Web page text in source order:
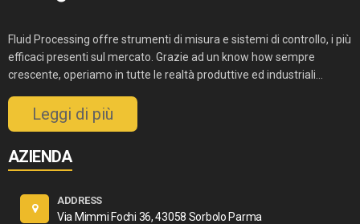
Fluid Processing offre strumenti di misura e sistemi di controllo, i più
efficaci presenti sul mercato. Grazie ad un know how sempre
crescente, operiamo in tutte le realtà produttive ed industriali...
Leggi di più
AZIENDA
ADDRESS
Via Mimmi Fochi 36, 43058 Sorbolo Parma